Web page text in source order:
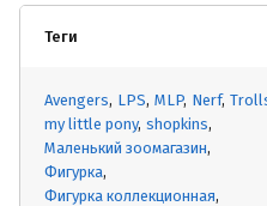
Теги
Avengers LPS MLP Nerf
my little pony shopkins
Маленький зоомагазин
Фигурка
Фигурка коллекционная